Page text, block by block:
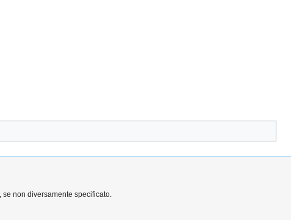
, se non diversamente specificato.